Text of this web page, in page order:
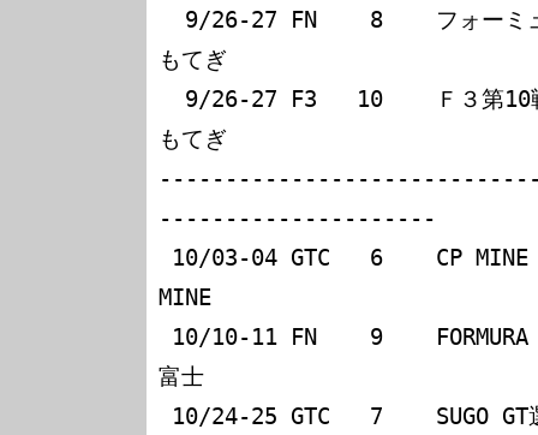
もてぎ
もてぎ
---------------------
MINE
富士